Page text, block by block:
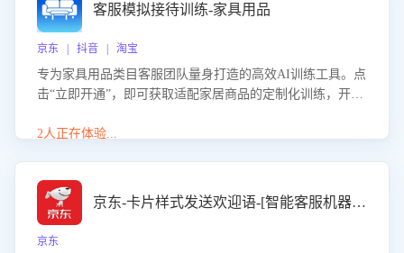
客服模拟接待训练-家具用品
京东 | 抖音 | 淘宝
专为家具用品类目客服团队量身打造的高效AI训练工具。点
击“立即开通”，即可获取适配家居商品的定制化训练，开启
能、尺寸参数咨询等高频场景下的专业应对能力。
2人正在体验...
京东-卡片样式发送欢迎语-[智能客服机器人]
京东